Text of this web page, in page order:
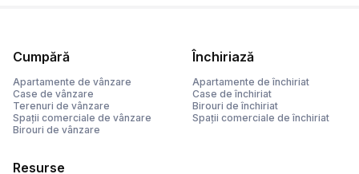
Cumpără
Apartamente de vânzare
Case de vânzare
Terenuri de vânzare
Spații comerciale de vânzare
Birouri de vânzare
Închiriază
Apartamente de închiriat
Case de închiriat
Birouri de închiriat
Spații comerciale de închiriat
Resurse